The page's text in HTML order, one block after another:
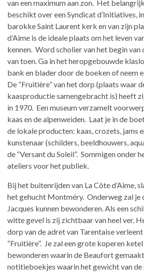
van een maximum aan zon. Het
beschikt over een Syndicat d’Initiatives,
barokke Saint Laurent kerk en van zijn
d’Aime is de ideale plaats om het leven
kennen. Word scholier van het begin van
van toen. Ga in het heropgebouwde
bank en blader door de boeken of neem
De “Fruitière” van het dorp (plaats waar
kaasproductie samengebracht is) heeft
in 1970. Een museum verzamelt
kaas en de alpenweiden. Laat je in de
de lokale producten: kaas, crozets, jams
kunstenaar (schilders, beeldhouwers,
de “Versant du Soleil”. Sommigen onder
ateliers voor het publiek.
Bij het buitenrijden van La Côte d’Aime,
het gehucht Montméry. Onderweg zal je
Jacques kunnen bewonderen. Als een
witte gevel is zij zichtbaar van heel ver.
dorp van de adret van Tarentaise
“Fruitière”. Je zal een grote koperen
bewonderen waarin de Beaufort
notitieboekjes waarin het gewicht van de